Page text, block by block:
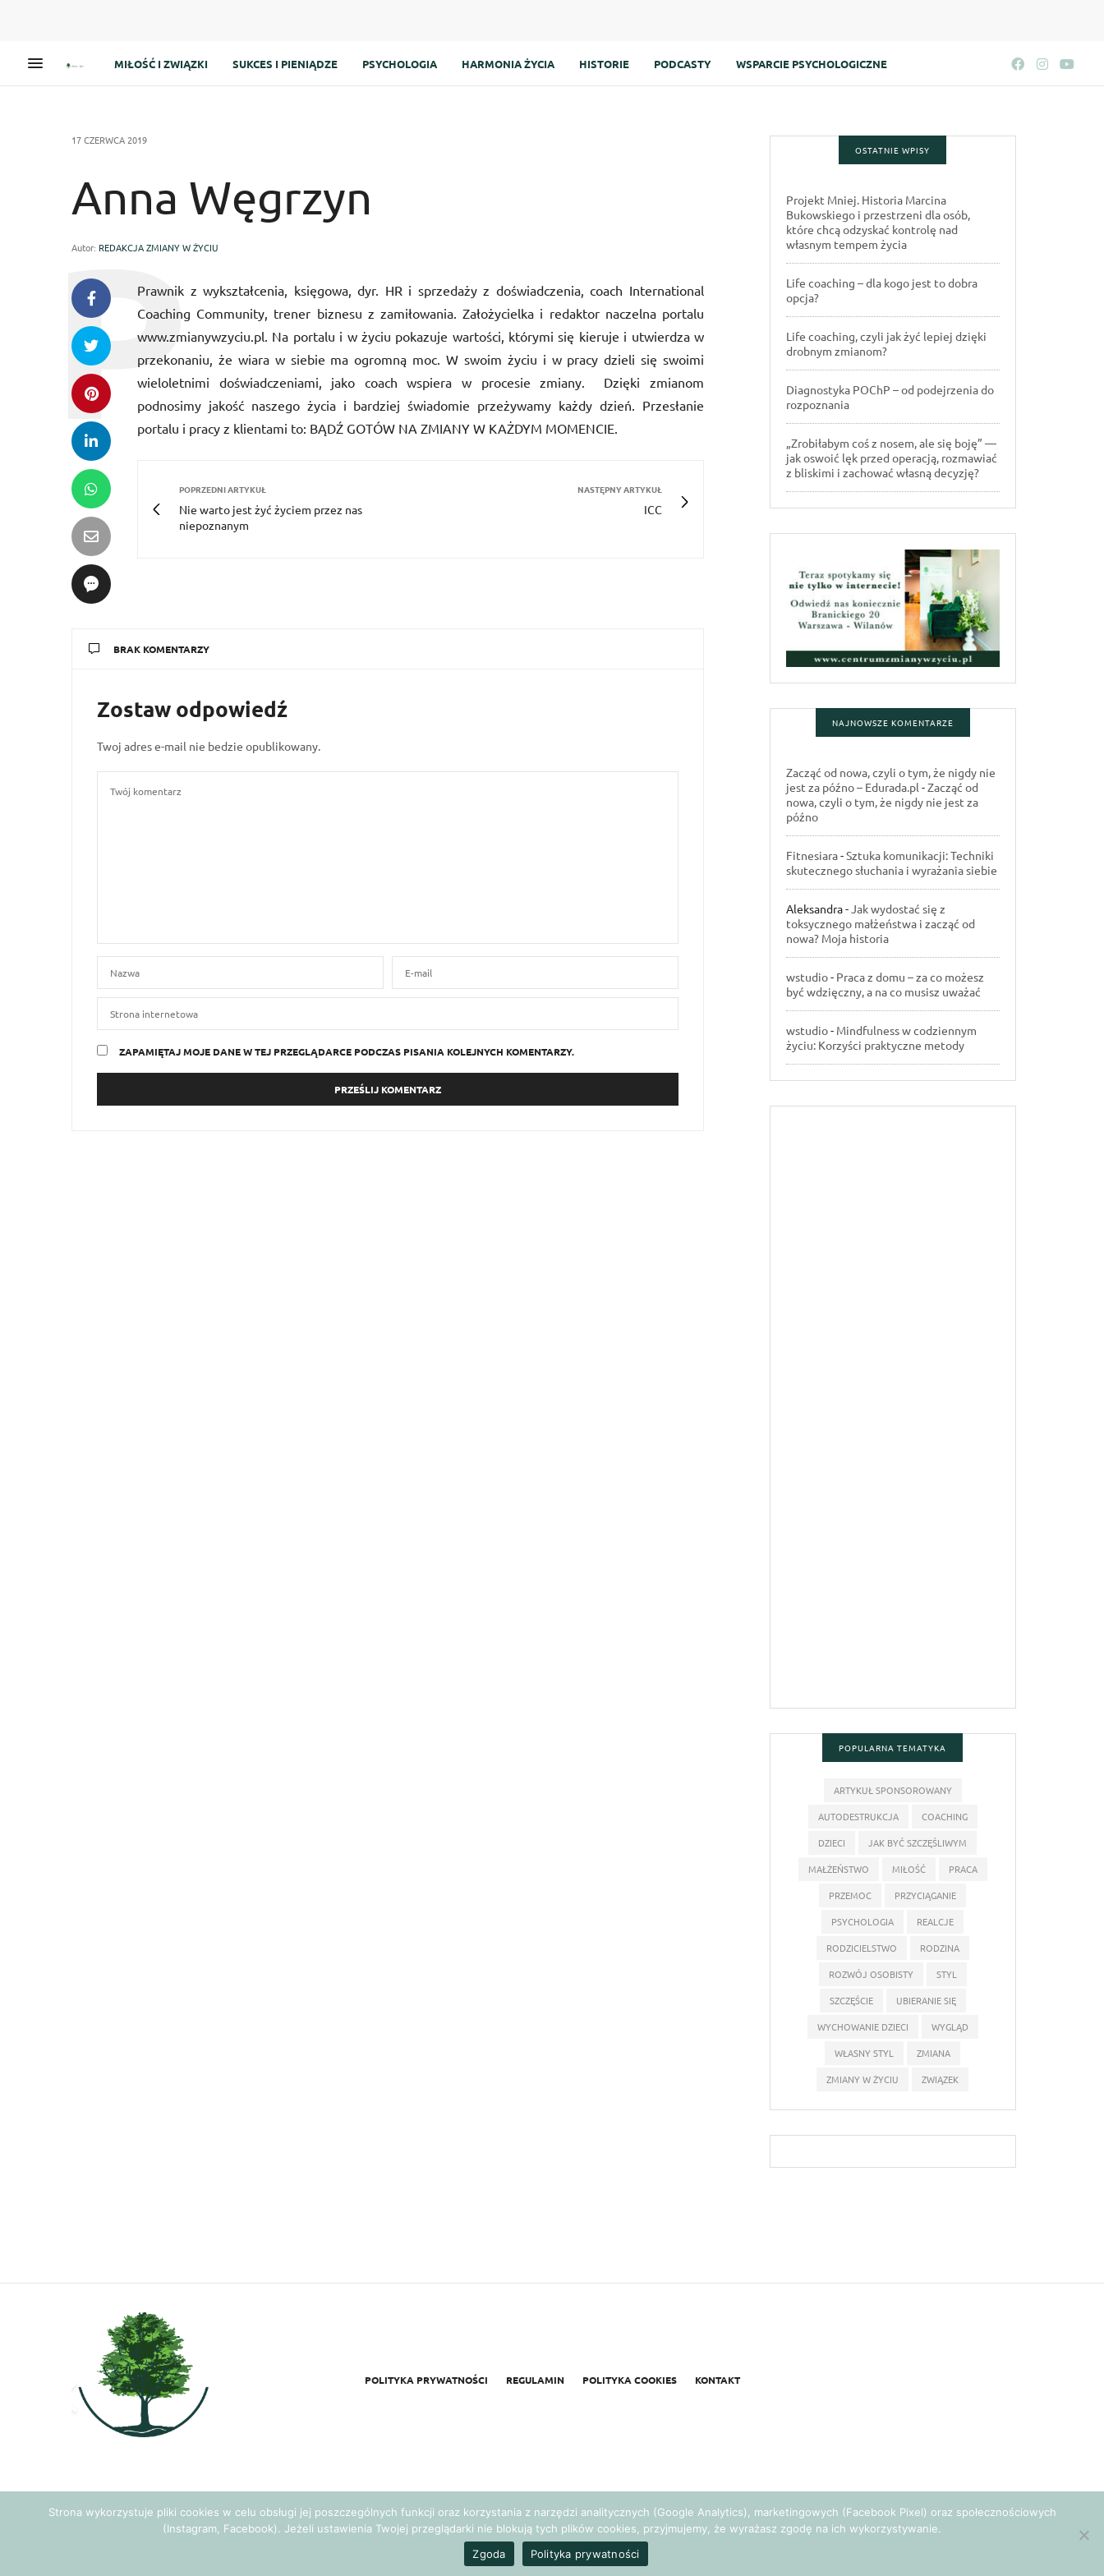
MIŁOŚĆ I ZWIĄZKI SUKCES I PIENIĄDZE PSYCHOLOGIA HARMONIA ŻYCIA HISTORIE PODCASTY WSPARCIE PSYCHOLOGICZNE
17 CZERWCA 2019
Anna Węgrzyn
Autor: REDAKCJA ZMIANY W ŻYCIU
Prawnik z wykształcenia, księgowa, dyr. HR i sprzedaży z doświadczenia, coach International
Coaching Community, trener biznesu z zamiłowania. Założycielka i redaktor naczelna portalu
www.zmianywzyciu.pl. Na portalu i w życiu pokazuje wartości, którymi się kieruje i utwierdza w
przekonaniu, że wiara w siebie ma ogromną moc. W swoim życiu i w pracy dzieli się swoimi
wieloletnimi doświadczeniami, jako coach wspiera w procesie zmiany. Dzięki zmianom
podnosimy jakość naszego życia i bardziej świadomie przeżywamy każdy dzień. Przesłanie
portalu i pracy z klientami to: BĄDŹ GOTÓW NA ZMIANY W KAŻDYM MOMENCIE.
POPRZEDNI ARTYKUŁ
Nie warto jest żyć życiem przez nas
niepoznanym
NASTĘPNY ARTYKUŁ
ICC
BRAK KOMENTARZY
Zostaw odpowiedź
Twoj adres e-mail nie bedzie opublikowany.
ZAPAMIĘTAJ MOJE DANE W TEJ PRZEGLĄDARCE PODCZAS PISANIA KOLEJNYCH KOMENTARZY.
OSTATNIE WPISY
Projekt Mniej. Historia Marcina
Bukowskiego i przestrzeni dla osób,
które chcą odzyskać kontrolę nad
własnym tempem życia
Life coaching – dla kogo jest to dobra
opcja?
Life coaching, czyli jak żyć lepiej dzięki
drobnym zmianom?
Diagnostyka POChP – od podejrzenia do
rozpoznania
„Zrobiłabym coś z nosem, ale się boję” —
jak oswoić lęk przed operacją, rozmawiać
z bliskimi i zachować własną decyzję?
NAJNOWSZE KOMENTARZE
Zacząć od nowa, czyli o tym, że nigdy nie
jest za późno – Edurada.pl -Zacząć od
nowa, czyli o tym, że nigdy nie jest za
późno
Fitnesiara-Sztuka komunikacji: Techniki
skutecznego słuchania i wyrażania siebie
Aleksandra-Jak wydostać się z
toksycznego małżeństwa i zacząć od
nowa? Moja historia
wstudio- Praca z domu – za co możesz
być wdzięczny, a na co musisz uważać
wstudio- Mindfulness w codziennym
życiu: Korzyści praktyczne metody
POPULARNA TEMATYKA
ARTYKUŁ SPONSOROWANY
AUTODESTRUKCJA
COACHING
DZIECI
JAK BYĆ SZCZĘŚLIWYM
MAŁŻEŃSTWO
MIŁOŚĆ
PRACA
PRZEMOC
PRZYCIĄGANIE
PSYCHOLOGIA
REALCJE
RODZICIELSTWO
RODZINA
ROZWÓJ OSOBISTY
STYL
SZCZĘŚCIE
UBIERANIE SIĘ
WYCHOWANIE DZIECI
WYGLĄD
WŁASNY STYL
ZMIANA
ZMIANY W ŻYCIU
ZWIĄZEK
POLITYKA PRYWATNOŚCI REGULAMIN POLITYKA COOKIES KONTAKT
Realizacja: Agencja Marketingowa Ambitnamarka.pl
Strona wykorzystuje pliki cookies w celu obsługi jej poszczególnych funkcji oraz korzystania z narzędzi analitycznych (Google Analytics), marketingowych (Facebook Pixel) oraz społecznościowych
(Instagram, Facebook). Jeżeli ustawienia Twojej przeglądarki nie blokują tych plików cookies, przyjmujemy, że wyrażasz zgodę na ich wykorzystywanie.
Zgoda
Polityka prywatności